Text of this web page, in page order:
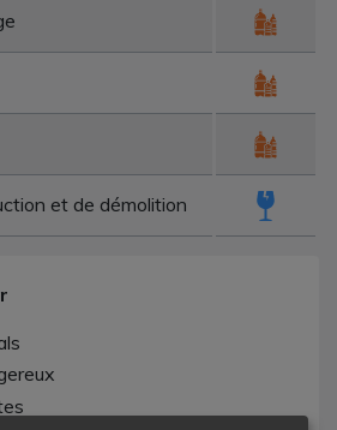
et de démolition